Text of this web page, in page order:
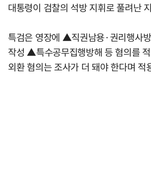
대통령이 검찰의 석방 지휘로 풀려난
특검은 영장에 ▲직권남용·권리행사
작성 ▲특수공무집행방해 등 혐의를
외환 혐의는 조사가 더 돼야 한다며 적